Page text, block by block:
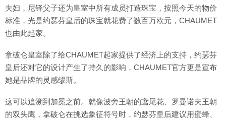
夫妇，尼铎父子还为皇室中所有成员打造珠宝，按照今天的物价
标准，光是约瑟芬皇后的珠宝就花费了数百万欧元，CHAUMET
也由此起家。
拿破仑皇室除了给CHAUMET起家提供了经济上的支持，约瑟芬
皇后还对它的设计产生了持久的影响，CHAUMET官方更是宣布
她是品牌的灵感缪斯。
这可以追溯到加冕之前。就像波旁王朝的鸢尾花、罗曼诺夫王朝
的双头鹰，拿破仑在挑选象征符号时，约瑟芬皇后建议用蜜蜂、